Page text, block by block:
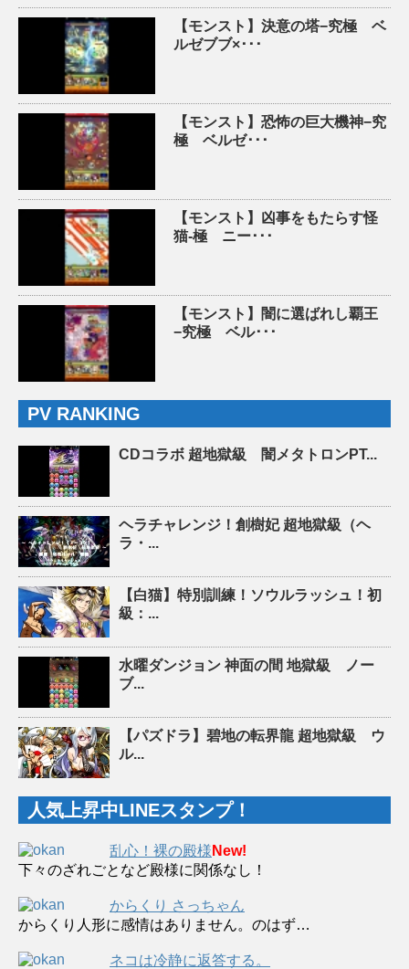
【モンスト】決意の塔−究極 ベ
ルゼブブ×･･･
【モンスト】恐怖の巨大機神−究
極 ベルゼ･･･
【モンスト】凶事をもたらす怪
猫-極 ニー･･･
【モンスト】闇に選ばれし覇王
−究極 ベル･･･
PV RANKING
CDコラボ 超地獄級 闇メタトロンPT...
ヘラチャレンジ！創樹妃 超地獄級（ヘ
ラ・...
【白猫】特別訓練！ソウルラッシュ！初
級：...
水曜ダンジョン 神面の間 地獄級 ノー
ブ...
【パズドラ】碧地の転界龍 超地獄級 ウ
ル...
人気上昇中LINEスタンプ！
乱心！裸の殿様 New!
下々のざれごとなど殿様に関係なし！
からくり さっちゃん
からくり人形に感情はありません。のはず…
ネコは冷静に返答する。